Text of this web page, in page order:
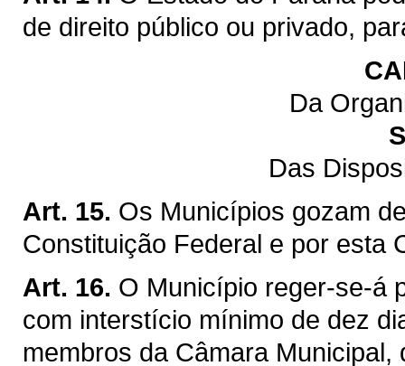
de direito público ou privado,
Da
Das
Art. 15. Os Municípios gozam
Constituição Federal e por esta
Art. 16. O Município reger-se-á
com interstício mínimo de dez
membros da Câmara